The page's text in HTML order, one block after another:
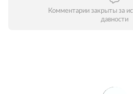
Комментарии закрыты за
давности